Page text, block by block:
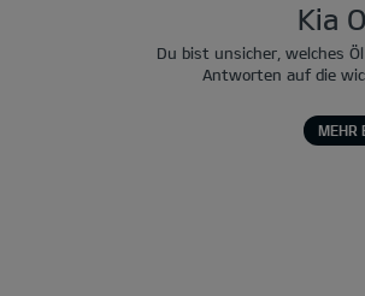
Kia
Du bist unsicher, welches
Antworten auf die
MEHR